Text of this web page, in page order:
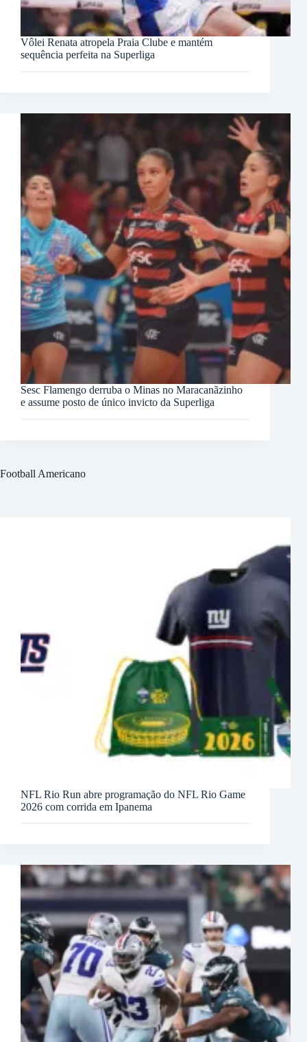
Vôlei Renata atropela Praia Clube e mantém
sequência perfeita na Superliga
Sesc Flamengo derruba o Minas no Maracanãzinho
e assume posto de único invicto da Superliga
Football Americano
NFL Rio Run abre programação do NFL Rio Game
2026 com corrida em Ipanema